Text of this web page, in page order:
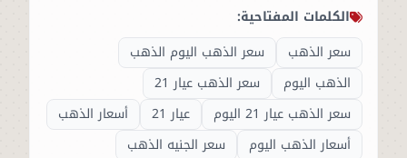
الكلمات المفتاحية:
سعر الذهب
سعر الذهب اليوم الذهب
الذهب اليوم
سعر الذهب عيار 21
سعر الذهب عيار 21 اليوم
عيار 21
أسعار الذهب
أسعار الذهب اليوم
سعر الجنيه الذهب